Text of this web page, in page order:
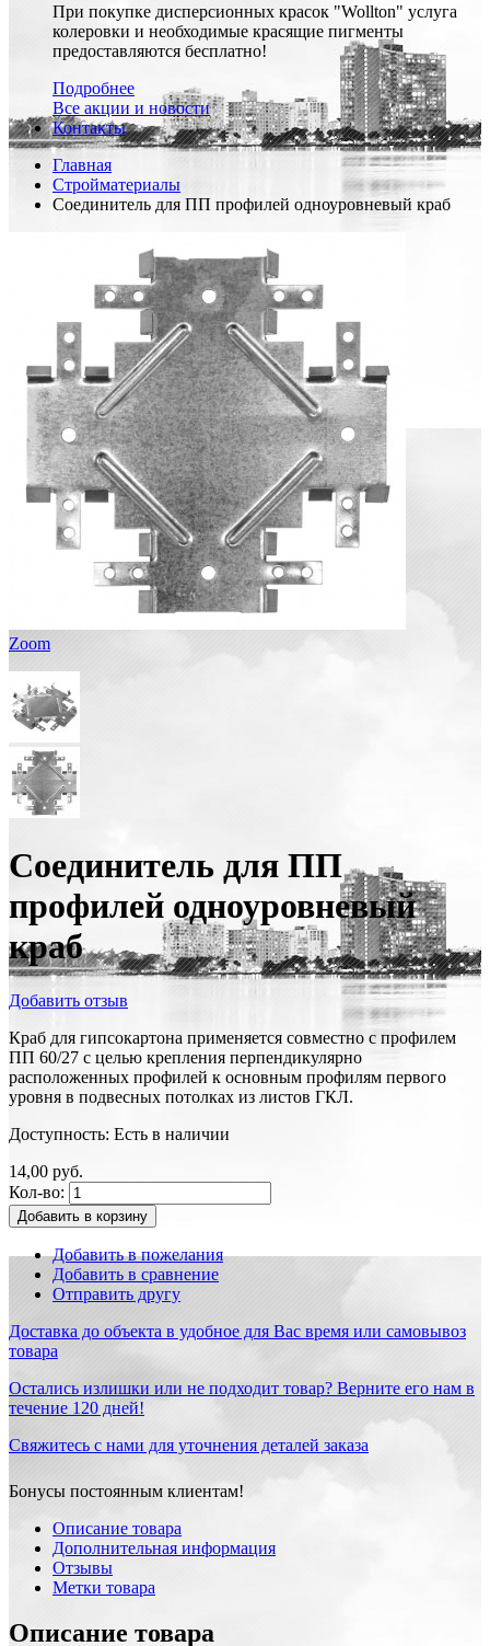
При покупке дисперсионных красок "Wollton" услуга
колеровки и необходимые красящие пигменты
предоставляются бесплатно!
Подробнее
Все акции и новости
Контакты
Главная
Стройматериалы
Соединитель для ПП профилей одноуровневый краб
Zoom
Соединитель для ПП
профилей одноуровневый
краб
Добавить отзыв
Краб для гипсокартона применяется совместно с профилем
ПП 60/27 с целью крепления перпендикулярно
расположенных профилей к основным профилям первого
уровня в подвесных потолках из листов ГКЛ.
Доступность: Есть в наличии
14,00 руб.
Кол-во:
Добавить в корзину
Добавить в пожелания
Добавить в сравнение
Отправить другу
Доставка до объекта в удобное для Вас время или самовывоз
товара
Остались излишки или не подходит товар? Верните его нам в
течение 120 дней!
Свяжитесь с нами для уточнения деталей заказа
Бонусы постоянным клиентам!
Описание товара
Дополнительная информация
Отзывы
Метки товара
Описание товара